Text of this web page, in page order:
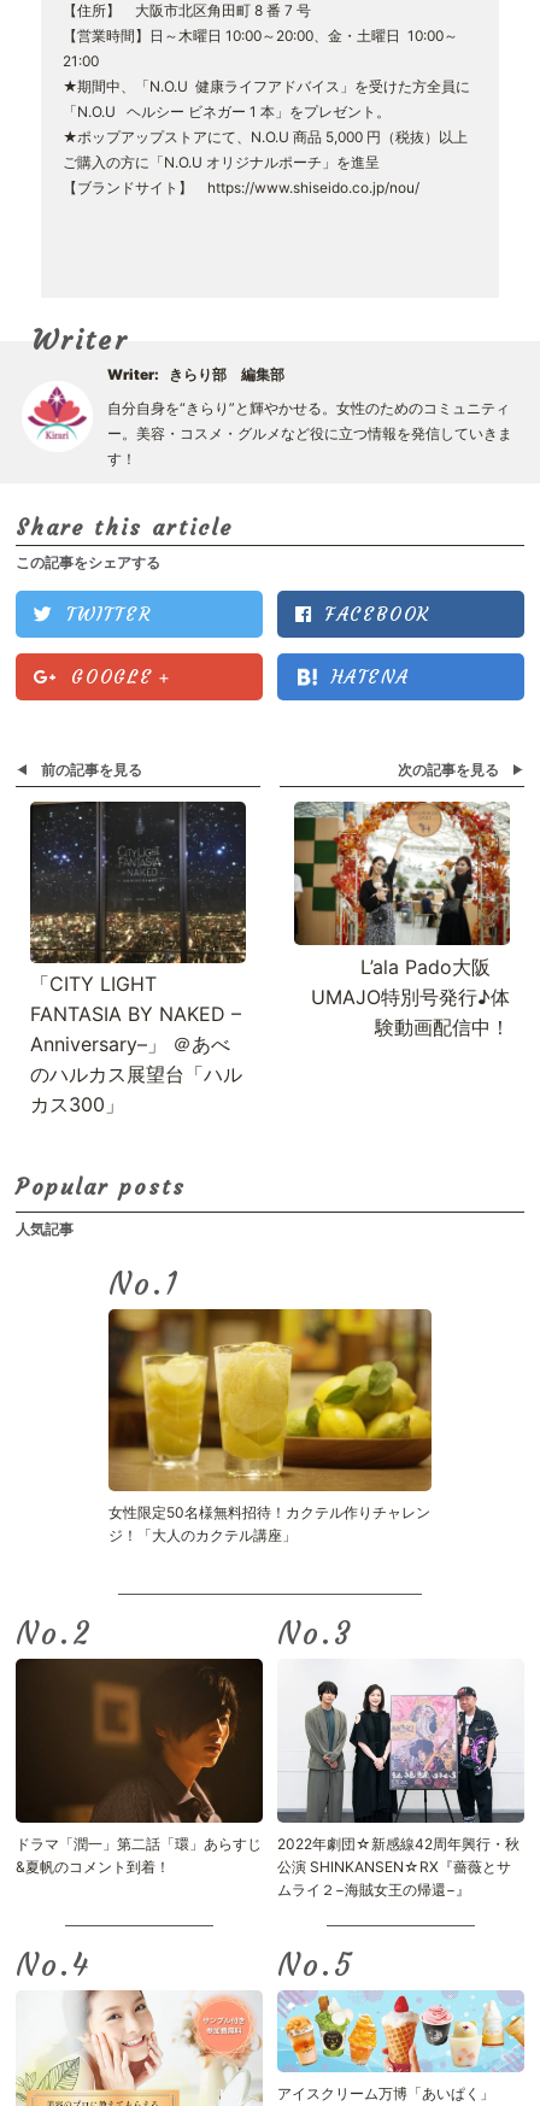
【住所】 大阪市北区角田町 8 番 7 号
【営業時間】日～木曜日 10:00～20:00、金・土曜日 10:00～
21:00
★期間中、「N.O.U 健康ライフアドバイス」を受けた方全員に
「N.O.U ヘルシー ビネガー 1 本」をプレゼント。
★ポップアップストアにて、N.O.U 商品 5,000 円（税抜）以上
ご購入の方に「N.O.U オリジナルポーチ」を進呈
【ブランドサイト】 https://www.shiseido.co.jp/nou/
Writer
Writer:
きらり部 編集部
自分自身を“きらり”と輝やかせる。女性のためのコミュニティ
ー。美容・コスメ・グルメなど役に立つ情報を発信していきま
す！
Share this article
この記事をシェアする
TWITTER FACEBOOK
GOOGLE + HATENA
前の記事を見る
「CITY LIGHT
FANTASIA BY NAKED –
Anniversary–」 ＠あべ
のハルカス展望台「ハル
カス300」
次の記事を見る
L’ala Pado大阪
UMAJO特別号発行♪体
験動画配信中！
Popular posts
人気記事
No.
女性限定50名様無料招待！カクテル作りチャレン
ジ！「大人のカクテル講座」
No.
ドラマ「潤一」第二話「環」あらすじ
&夏帆のコメント到着！
No.
2022年劇団☆新感線42周年興行・秋
公演 SHINKANSEN☆RX『薔薇とサ
ムライ２−海賊女王の帰還−』
No. No.
アイスクリーム万博「あいぱく」